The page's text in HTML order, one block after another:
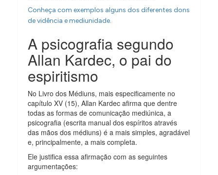
Conheça com exemplos alguns dos diferentes dons
de vidência e mediunidade.
A psicografia segundo
Allan Kardec, o pai do
espiritismo
No Livro dos Médiuns, mais especificamente no
capítulo XV (15), Allan Kardec afirma que dentre
todas as formas de comunicação mediúnica, a
psicografia (escrita manual dos espíritos através
das mãos dos médiuns) é a mais simples, agradável
e, principalmente, a mais completa.
Ele justifica essa afirmação com as seguintes
argumentações: